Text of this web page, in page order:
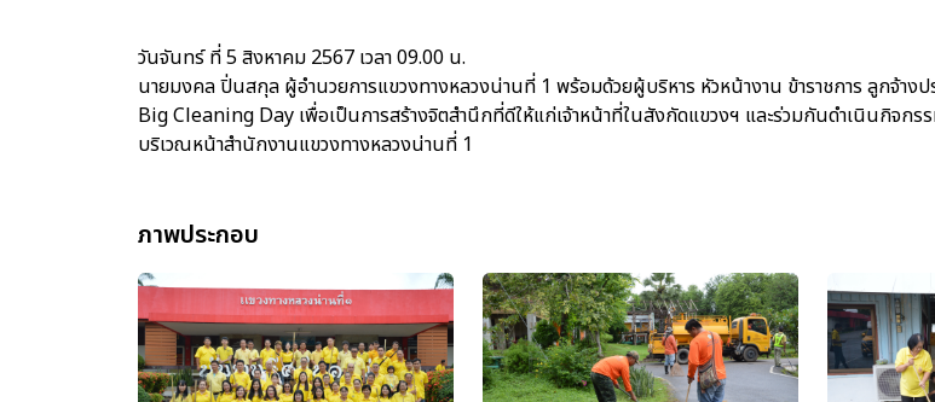
วันจันทร์ ที่ 5 สิงหาคม 2567 เวลา 09.00 น.
นายมงคล ปิ่นสกุล ผู้อำนวยการแขวงทางหลวงน่านที่ 1 พร้อมด้วยผู้บริหาร หัวหน้างาน ข้าราชการ ลูกจ้าง
Big Cleaning Day เพื่อเป็นการสร้างจิตสำนึกที่ดีให้แก่เจ้าหน้าที่ในสังกัดแขวงฯ และร่วมกันดำเนินกิจก
บริเวณหน้าสำนักงานแขวงทางหลวงน่านที่ 1
ภาพประกอบ